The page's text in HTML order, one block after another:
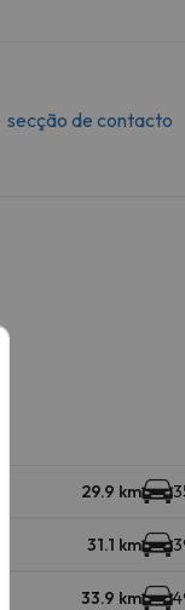
secção de contacto
29.9 km
31.1 km
33.9 km